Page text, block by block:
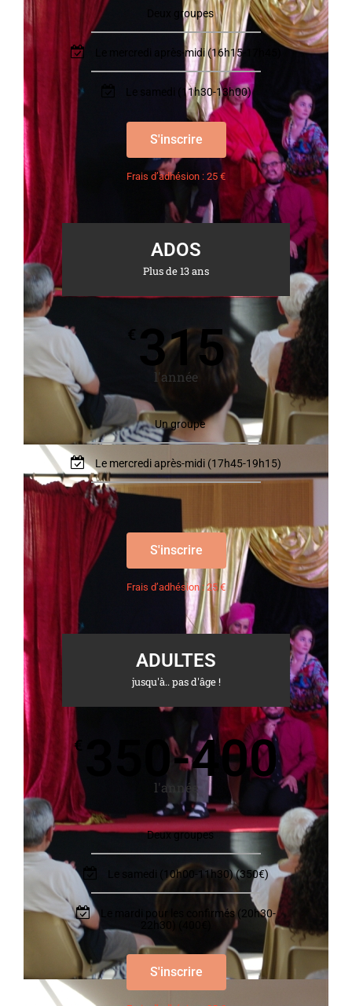
Deux groupes
Le mercredi après-midi (16h15-17h45)
Le samedi (11h30-13h00)
S'inscrire
Frais d’adhésion : 25 €
ADOS
Plus de 13 ans
€ 315
l'année
Un groupe
Le mercredi après-midi (17h45-19h15)
S'inscrire
Frais d’adhésion : 25 €
ADULTES
jusqu'à.. pas d'âge !
€ 350-400
l'année
Deux groupes
Le samedi (10h00-11h30) (350€)
Le mardi pour les confirmés (20h30-
22h30) (400€)
S'inscrire